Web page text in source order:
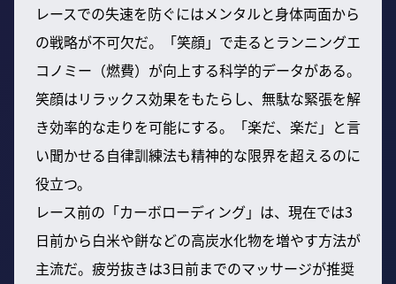
レースでの失速を防ぐにはメンタルと身体両面から
の戦略が不可欠だ。「笑顔」で走るとランニングエ
コノミー（燃費）が向上する科学的データがある。
笑顔はリラックス効果をもたらし、無駄な緊張を解
き効率的な走りを可能にする。「楽だ、楽だ」と言
い聞かせる自律訓練法も精神的な限界を超えるのに
役立つ。
レース前の「カーボローディング」は、現在では3
日前から白米や餅などの高炭水化物を増やす方法が
主流だ。疲労抜きは3日前までのマッサージが推奨